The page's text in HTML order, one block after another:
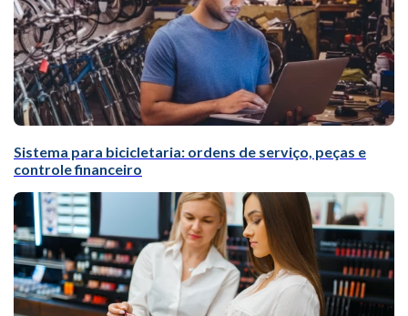
Sistema para bicicletaria: ordens de serviço, peças e
controle financeiro